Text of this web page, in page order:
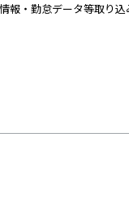
報・勤怠データ等取り込